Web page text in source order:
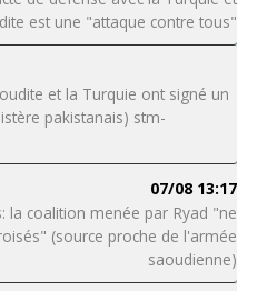
est une "attaque contre tous"
et la Turquie ont signé un
pakistanais) stm-
07/08 13:17
la coalition menée par Ryad "ne
(source proche de l'armée
saoudienne)